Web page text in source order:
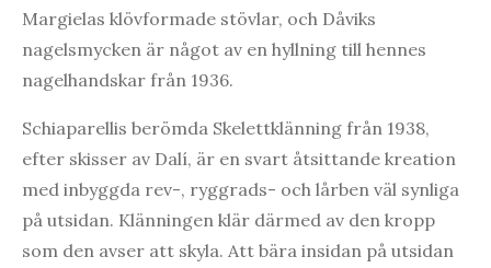
Margielas klövformade stövlar, och Dåviks
nagelsmycken är något av en hyllning till hennes
nagelhandskar från 1936.
Schiaparellis berömda Skelettklänning från 1938,
efter skisser av Dalí, är en svart åtsittande kreation
med inbyggda rev-, ryggrads- och lårben väl synliga
på utsidan. Klänningen klär därmed av den kropp
som den avser att skyla. Att bära insidan på utsidan